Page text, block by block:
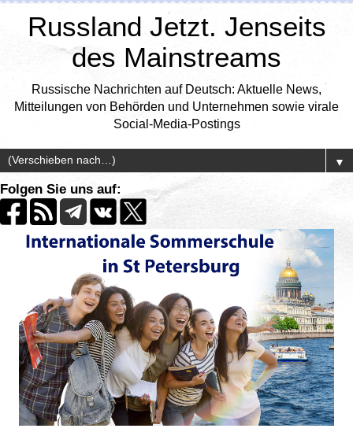
Russland Jetzt. Jenseits
des Mainstreams
Russische Nachrichten auf Deutsch: Aktuelle News,
Mitteilungen von Behörden und Unternehmen sowie virale
Social-Media-Postings
▼
Folgen Sie uns auf: